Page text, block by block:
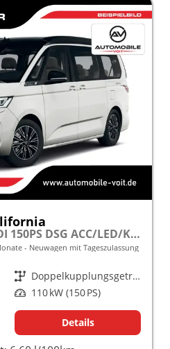
Beach Camper 2.0 TDI 150PS DSG ACC/LED/KAMERA frei konfigurierbar!
Neuwagen mit Tageszulassung
Getriebe
Doppelkupplungsgetriebe (DSG)
Leistung 110 kW (150 PS)
Details